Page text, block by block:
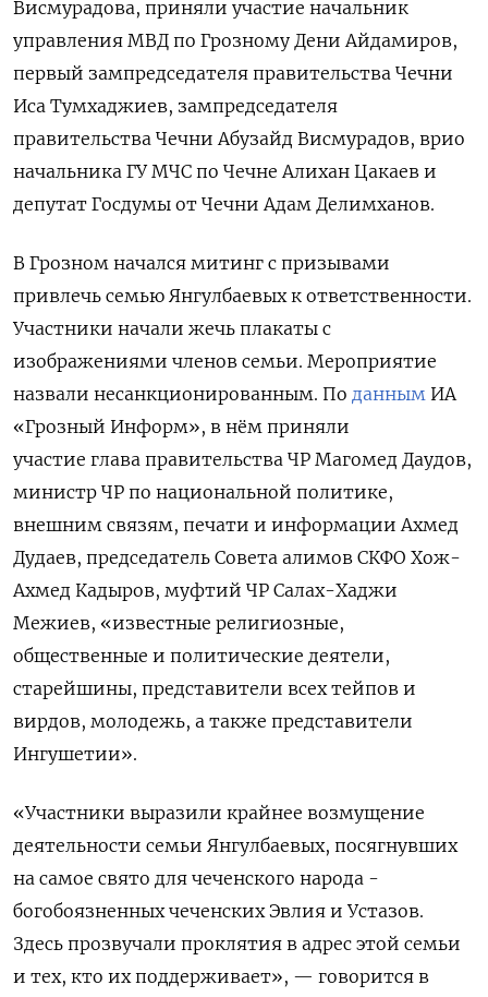
Висмурадова, приняли участие начальник
управления МВД по Грозному Дени Айдамиров,
первый зампредседателя правительства Чечни
Иса Тумхаджиев, зампредседателя
правительства Чечни Абузайд Висмурадов, врио
начальника ГУ МЧС по Чечне Алихан Цакаев и
депутат Госдумы от Чечни Адам Делимханов.
В Грозном начался митинг с призывами
привлечь семью Янгулбаевых к ответственности.
Участники начали жечь плакаты с
изображениями членов семьи. Мероприятие
назвали несанкционированным. По данным ИА
«Грозный Информ», в нём приняли
участие глава правительства ЧР Магомед Даудов,
министр ЧР по национальной политике,
внешним связям, печати и информации Ахмед
Дудаев, председатель Совета алимов СКФО Хож-
Ахмед Кадыров, муфтий ЧР Салах-Хаджи
Межиев, «известные религиозные,
общественные и политические деятели,
старейшины, представители всех тейпов и
вирдов, молодежь, а также представители
Ингушетии».
«Участники выразили крайнее возмущение
деятельности семьи Янгулбаевых, посягнувших
на самое свято для чеченского народа -
богобоязненных чеченских Эвлия и Устазов.
Здесь прозвучали проклятия в адрес этой семьи
и тех, кто их поддерживает», — говорится в